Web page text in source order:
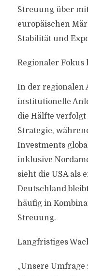
Streuung über
europäischen
Stabilität und
Regionaler Fokus
In der regionalen
institutionelle
die Hälfte
Strategie,
Investments
inklusive
sieht die USA als
Deutschland
häufig in
Streuung.
Langfristiges
„Unsere Umfrage